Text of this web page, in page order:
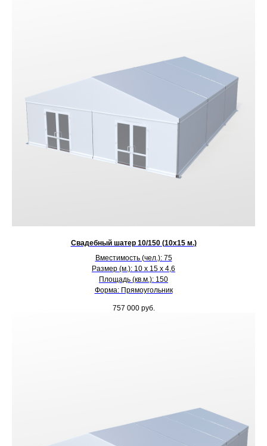
Свадебный шатер 10/150 (10х15 м.)
Вместимость (чел.): 75
Размер (м.): 10 х 15 х 4,6
Площадь (кв.м.): 150
Форма: Прямоугольник
757 000 руб.